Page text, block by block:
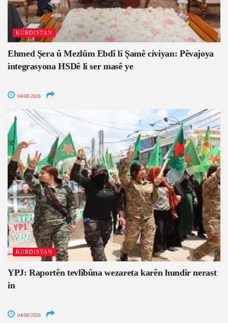
KURDISTAN
Ehmed Şera û Mezlûm Ebdî li Şamê civiyan: Pêvajoya
integrasyona HSDê li ser masê ye
04/08/2026
KURDISTAN
YPJ: Raportên tevlîbûna wezareta karên hundir nerast
in
04/08/2026